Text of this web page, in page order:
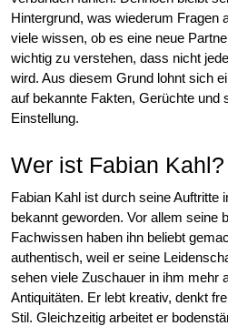
Hintergrund, was wiederum Fragen
viele wissen, ob es eine neue
wichtig zu verstehen, dass nicht
wird. Aus diesem Grund lohnt sich
auf bekannte Fakten, Gerüchte und
Einstellung.
Wer ist Fabian Kahl?
Fabian Kahl ist durch seine Auftritte
bekannt geworden. Vor allem seine
Fachwissen haben ihn beliebt
authentisch, weil er seine
sehen viele Zuschauer in ihm mehr
Antiquitäten. Er lebt kreativ, denkt
Stil. Gleichzeitig arbeitet er